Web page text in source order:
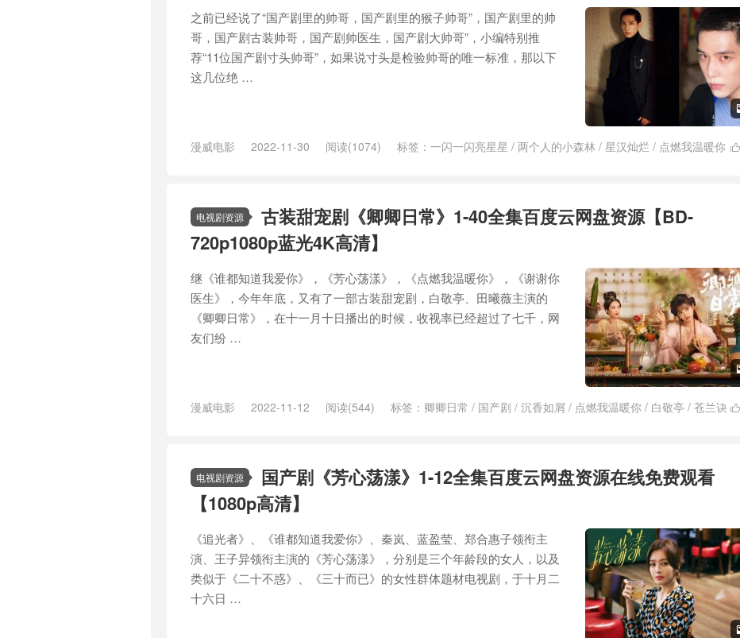
之前已经说了“国产剧里的帅哥，国产剧里的猴子帅哥”，国产剧里的帅
哥，国产剧古装帅哥，国产剧帅医生，国产剧大帅哥”，小编特别推
荐“11位国产剧寸头帅哥”，如果说寸头是检验帅哥的唯一标准，那以下
这几位绝 …

漫威电影 2022-11-30 阅读(1074) 标签： 一闪一闪亮星星 / 两个人的小森林 / 星汉灿烂 / 点燃我温暖你
电视剧资源
古装甜宠剧《卿卿日常》1-40全集百度云网盘资源【BD-
720p1080p蓝光4K高清】
继《谁都知道我爱你》，《芳心荡漾》，《点燃我温暖你》，《谢谢你
医生》，今年年底，又有了一部古装甜宠剧，白敬亭、田曦薇主演的
《卿卿日常》，在十一月十日播出的时候，收视率已经超过了七千，网
友们纷 …

漫威电影 2022-11-12 阅读(544) 标签： 卿卿日常 / 国产剧 / 沉香如屑 / 点燃我温暖你 / 白敬亭 / 苍兰诀
电视剧资源
国产剧《芳心荡漾》1-12全集百度云网盘资源在线免费观看
【1080p高清】
《追光者》、《谁都知道我爱你》、秦岚、蓝盈莹、郑合惠子领衔主
演、王子异领衔主演的《芳心荡漾》，分别是三个年龄段的女人，以及
类似于《二十不惑》、《三十而已》的女性群体题材电视剧，于十月二
十六日 …